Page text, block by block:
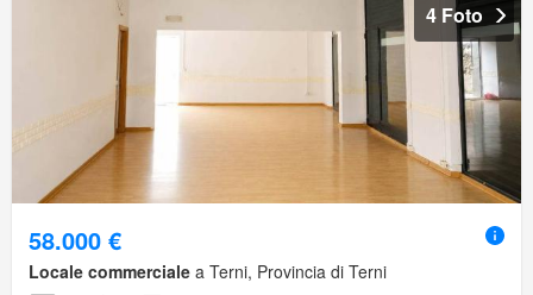
4 Foto
58.000 €
Locale commerciale a Terni, Provincia di Terni